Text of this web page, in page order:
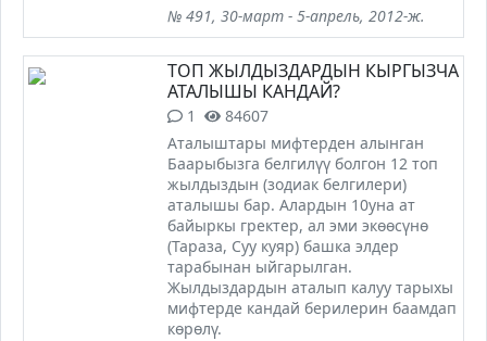
№ 491, 30-март - 5-апрель, 2012-ж.
ТОП ЖЫЛДЫЗДАРДЫН КЫРГЫЗЧА
АТАЛЫШЫ КАНДАЙ?
1
84607
Аталыштары мифтерден алынган
Баарыбызга белгилүү болгон 12 топ
жылдыздын (зодиак белгилери)
аталышы бар. Алардын 10уна ат
байыркы гректер, ал эми экөөсүнө
(Тараза, Суу куяр) башка элдер
тарабынан ыйгарылган.
Жылдыздардын аталып калуу тарыхы
мифтерде кандай берилерин баамдап
көрөлү.